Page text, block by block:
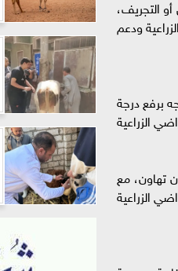
التجريف،
ودعم
برفع درجة
الزراعية
تهاون، مع
الزراعية